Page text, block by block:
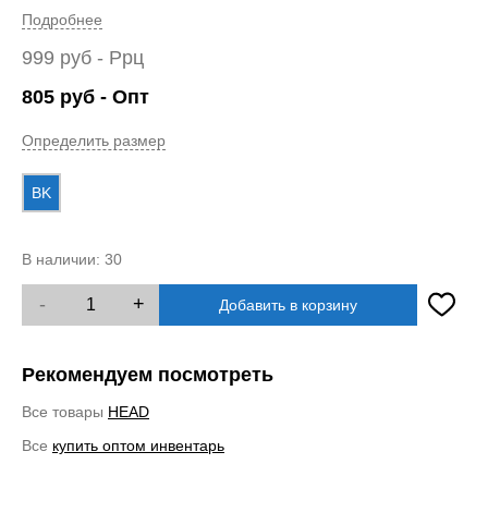
Подробнее
999 руб - Ррц
805 руб - Опт
Определить размер
BK
В наличии: 30
- + Добавить в корзину
Рекомендуем посмотреть
Все товары HEAD
Все купить оптом инвентарь